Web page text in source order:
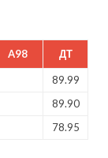
A98 ДТ
89.99
89.90
78.95